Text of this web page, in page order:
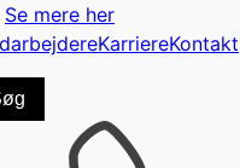
Se mere her
KarriereKontakt